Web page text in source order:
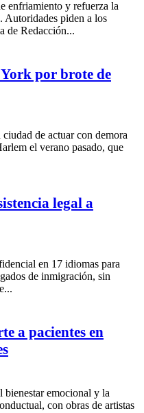
enfriamiento y refuerza la
Autoridades piden a los
de Redacción...
por brote de
de actuar con demora
el verano pasado, que
legal a
en 17 idiomas para
de inmigración, sin
a pacientes en
bienestar emocional y la
con obras de artistas